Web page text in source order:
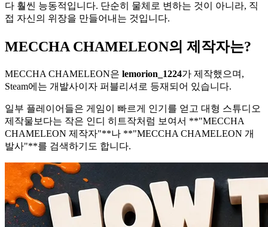
다 훨씬 능동적입니다. 단순히 물체로 변하는 것이 아니라, 직
접 자신의 위장을 만들어내는 것입니다.
MECCHA CHAMELEON의 제작자는?
MECCHA CHAMELEON은 lemorion_1224가 제작했으며,
Steam에는 개발사이자 퍼블리셔로 등재되어 있습니다.
일부 플레이어들은 게임이 빠르게 인기를 얻고 대형 스튜디오
제작물보다는 작은 인디 히트작처럼 보여서 **"MECCHA
CHAMELEON 제작자"**나 **"MECCHA CHAMELEON 개
발사"**를 검색하기도 합니다.